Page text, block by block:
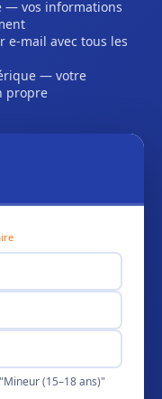
— vos informations
e-mail avec tous les
— votre
propre
(15–18 ans)"